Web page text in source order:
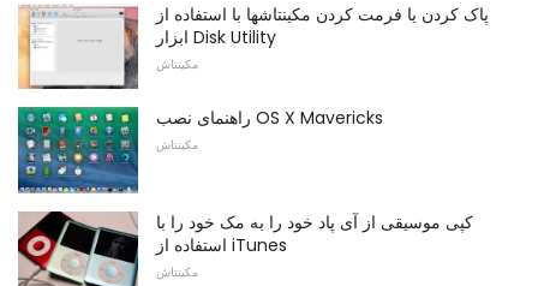
پاک کردن یا فرمت کردن مکینتاشها با استفاده از
ابزار Disk Utility
مکینتاش
راهنمای نصب OS X Mavericks
مکینتاش
کپی موسیقی از آی پاد خود را به مک خود را با
استفاده از iTunes
مکینتاش